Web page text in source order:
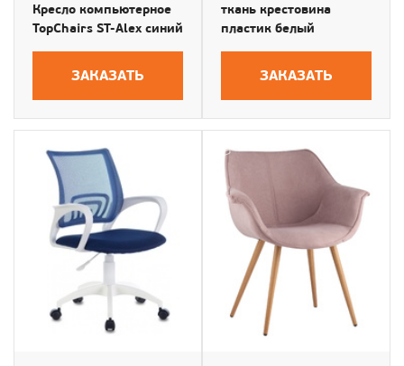
Кресло компьютерное
TopChairs ST-Alex синий
ЗАКАЗАТЬ
ткань крестовина
пластик белый
ЗАКАЗАТЬ